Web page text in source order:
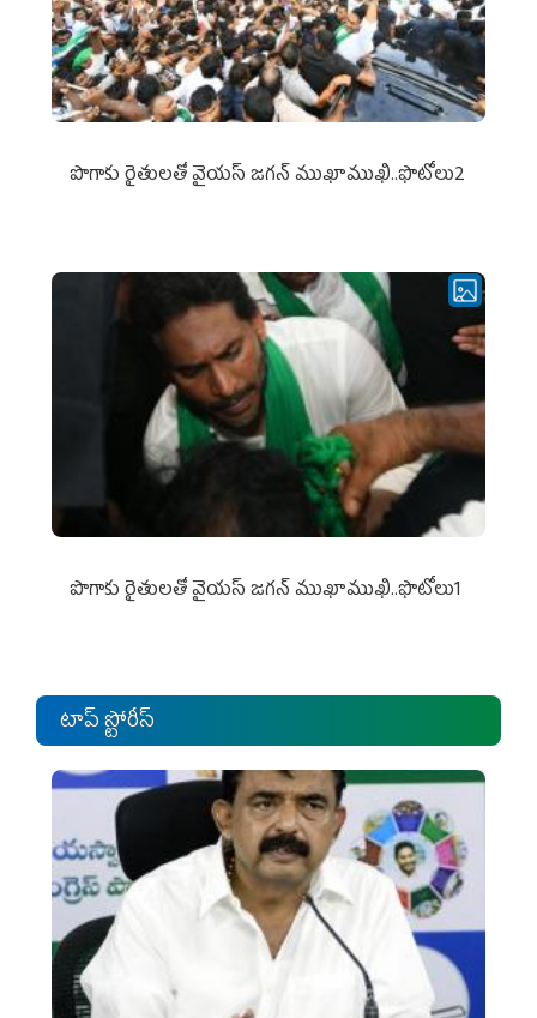
పొగాకు రైతుల‌తో వైయ‌స్ జ‌గ‌న్ ముఖాముఖి..ఫొటోలు2
పొగాకు రైతుల‌తో వైయ‌స్ జ‌గ‌న్ ముఖాముఖి..ఫొటోలు1
టాప్ స్టోరీస్